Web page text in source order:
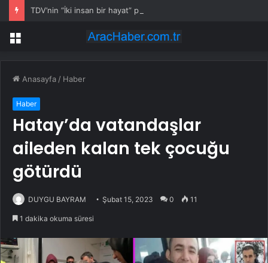
Menü
Anasayfa / Haber
Haber
Hatay’da vatandaşlar
aileden kalan tek çocuğu
götürdü
DUYGU BAYRAM Şubat 15, 2023 0 11
1 dakika okuma süresi